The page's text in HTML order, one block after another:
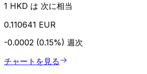
1 HKD は 次に相当
0.110641 EUR
-0.0002 (0.15%) 週次
チャートを見る